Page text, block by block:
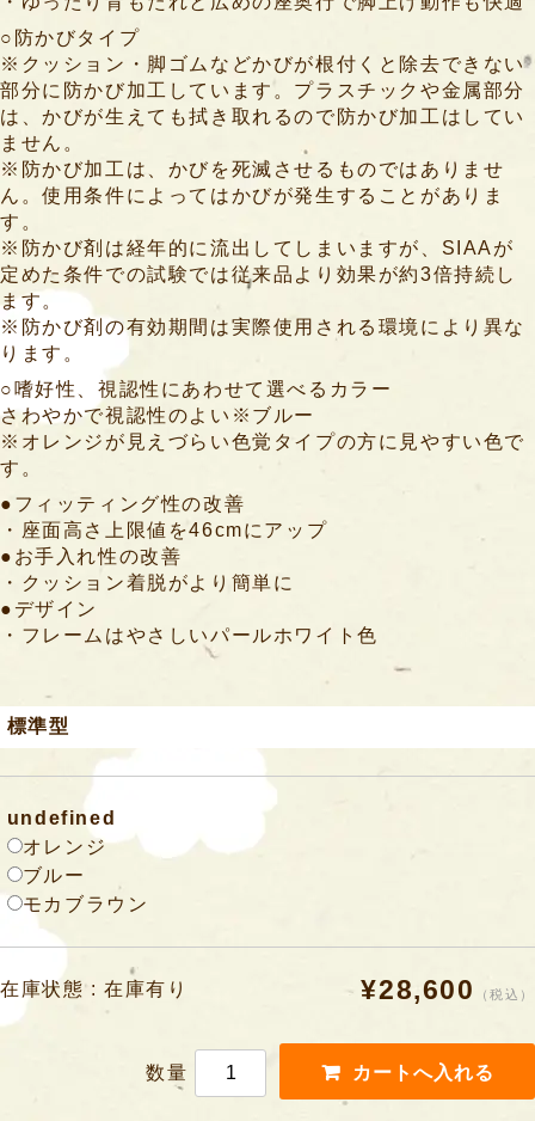
器
入
浴
補
用
具
簡
易
浴
リ
フ
具
○防かびタイプ
※クッション・脚ゴムなどかびが根付くと除去できない
部分に防かび加工しています。プラスチックや金属部分
は、かびが生えても拭き取れるので防かび加工はしてい
ません。
※防かび加工は、かびを死滅させるものではありませ
ん。使用条件によってはかびが発生することがありま
す。
※防かび剤は経年的に流出してしまいますが、SIAAが
定めた条件での試験では従来品より効果が約3倍持続し
ます。
※防かび剤の有効期間は実際使用される環境により異な
ります。
○嗜好性、視認性にあわせて選べるカラー
さわやかで視認性のよい※ブルー
※オレンジが見えづらい色覚タイプの方に見やすい色で
す。
●フィッティング性の改善
・座面高さ上限値を46cmにアップ
●お手入れ性の改善
・クッション着脱がより簡単に
●デザイン
・フレームはやさしいパールホワイト色
標準型
undefined
オレンジ
ブルー
モカブラウン
在庫状態 : 在庫有り ¥28,600 （税込）
数量